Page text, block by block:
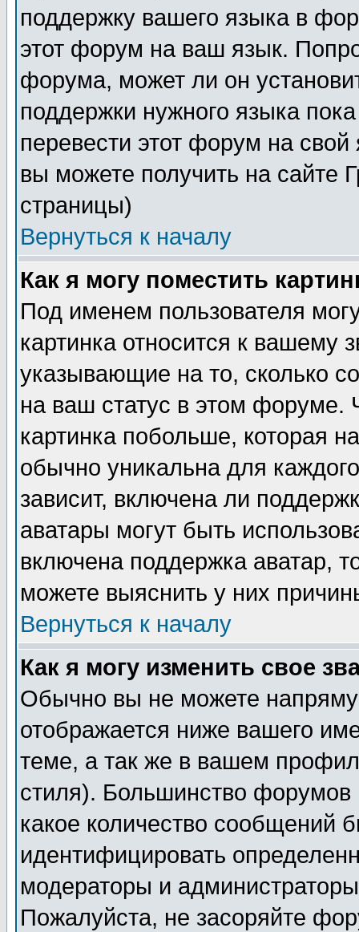
поддержку вашего языка в
этот форум на ваш язык.
форума, может ли он
поддержки нужного языка
перевести этот форум на
вы можете получить на сайте
страницы)
Вернуться к началу
Как я могу поместить
Под именем пользователя
картинка относится к вашему
указывающие на то, сколько
на ваш статус в этом форуме.
картинка побольше, которая
обычно уникальна для
зависит, включена ли
аватары могут быть
включена поддержка аватар,
можете выяснить у них
Вернуться к началу
Как я могу изменить свое
Обычно вы не можете
отображается ниже вашего
теме, а так же в вашем
стиля). Большинство форумов
какое количество сообщений
идентифицировать
модераторы и
Пожалуйста, не засоряйте